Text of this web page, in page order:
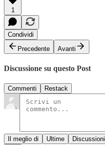
1
Condividi
Precedente
Avanti
Discussione su questo Post
Commenti Restack
Il meglio di Ultime Discussioni